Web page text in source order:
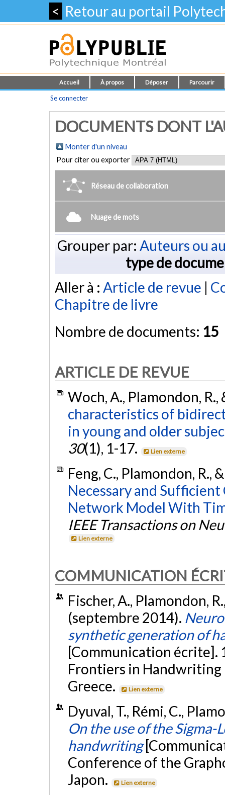
< Retour au portail
Accueil À propos Déposer Parcourir
Se connecter
DOCUMENTS DONT
Monter d'un niveau
Pour citer ou exporter
Réseau de collaboration
Nuage de mots
Grouper par: Auteurs ou
type de
Aller à : Article de revue |
Chapitre de livre
Nombre de documents: 15
ARTICLE DE REVUE
Woch, A., Plamondon,
characteristics of
in young and older
30(1), 1-17. Lien externe
Feng, C., Plamondon, R.,
Necessary and
Network Model With
IEEE Transactions on
Lien externe
COMMUNICATION
Fischer, A., Plamondon,
(septembre 2014).
synthetic generation of
[Communication
Frontiers in Handwriting
Greece.
Lien externe
Dyuval, T., Rémi, C.,
On the use of the
handwriting
Conference of the
Japon.
Lien externe